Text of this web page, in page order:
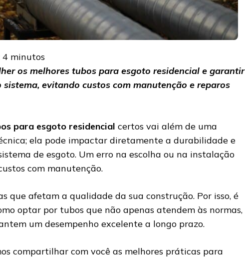
4 minutos
os melhores tubos para esgoto residencial e garantir
evitando custos com manutenção e reparos
para esgoto residencial certos vai além de uma
ela pode impactar diretamente a durabilidade e
de esgoto. Um erro na escolha ou na instalação
com manutenção.
que afetam a qualidade da sua construção. Por isso, é
optar por tubos que não apenas atendem às normas,
um desempenho excelente a longo prazo.
compartilhar com você as melhores práticas para